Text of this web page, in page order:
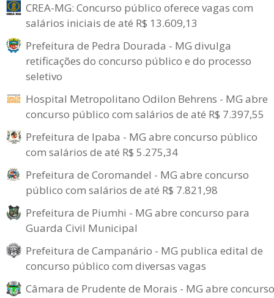
CREA-MG: Concurso público oferece vagas com
salários iniciais de até R$ 13.609,13
Prefeitura de Pedra Dourada - MG divulga
retificações do concurso público e do processo
seletivo
Hospital Metropolitano Odilon Behrens - MG abre
concurso público com salários de até R$ 7.397,55
Prefeitura de Ipaba - MG abre concurso público
com salários de até R$ 5.275,34
Prefeitura de Coromandel - MG abre concurso
público com salários de até R$ 7.821,98
Prefeitura de Piumhi - MG abre concurso para
Guarda Civil Municipal
Prefeitura de Campanário - MG publica edital de
concurso público com diversas vagas
Câmara de Prudente de Morais - MG abre concurso